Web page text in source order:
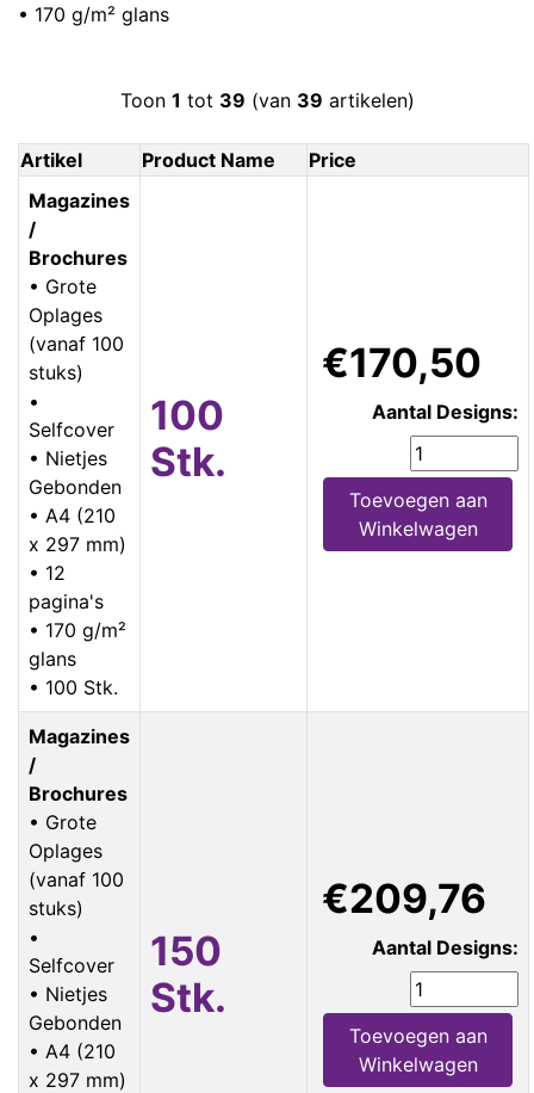
• 170 g/m² glans
Toon 1 tot 39 (van 39 artikelen)
Artikel Product Name
Price
Magazines
/
Brochures
• Grote
Oplages
(vanaf 100
stuks)
•
Selfcover
• Nietjes
Gebonden
• A4 (210
x 297 mm)
• 12
pagina's
• 170 g/m²
glans
• 100 Stk.
100
Stk.
€170,50
Aantal Designs:
Toevoegen aan
Winkelwagen
Magazines
/
Brochures
• Grote
Oplages
(vanaf 100
stuks)
•
Selfcover
• Nietjes
Gebonden
• A4 (210
x 297 mm)
150
Stk.
€209,76
Aantal Designs:
Toevoegen aan
Winkelwagen